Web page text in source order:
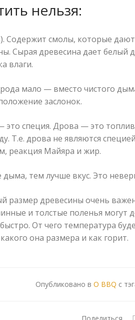
нельзя:
Содержит смолы, которые
Сырая древесина дает белый
влаги.
мало — вместо чистого
заслонок.
это специя. Дрова — это
Т.е. дрова не являются
реакция Майяра и жир.
тем лучше вкус. Это
размер древесины очень
и толстые поленья могут
От чего температура
она размера и как горит.
Опубликовано в О BBQ с